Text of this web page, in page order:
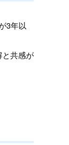
3年以
共感が